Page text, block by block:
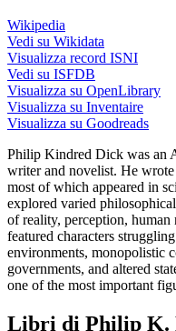
Wikipedia
Vedi su Wikidata
Visualizza record ISNI
Vedi su ISFDB
Visualizza su OpenLibrary
Visualizza su Inventaire
Visualizza su Goodreads
Philip Kindred Dick was an
writer and novelist. He
most of which appeared in
explored varied
of reality, perception,
featured characters
environments, monopolistic
governments, and altered
one of the most important
Libri di Philip K.